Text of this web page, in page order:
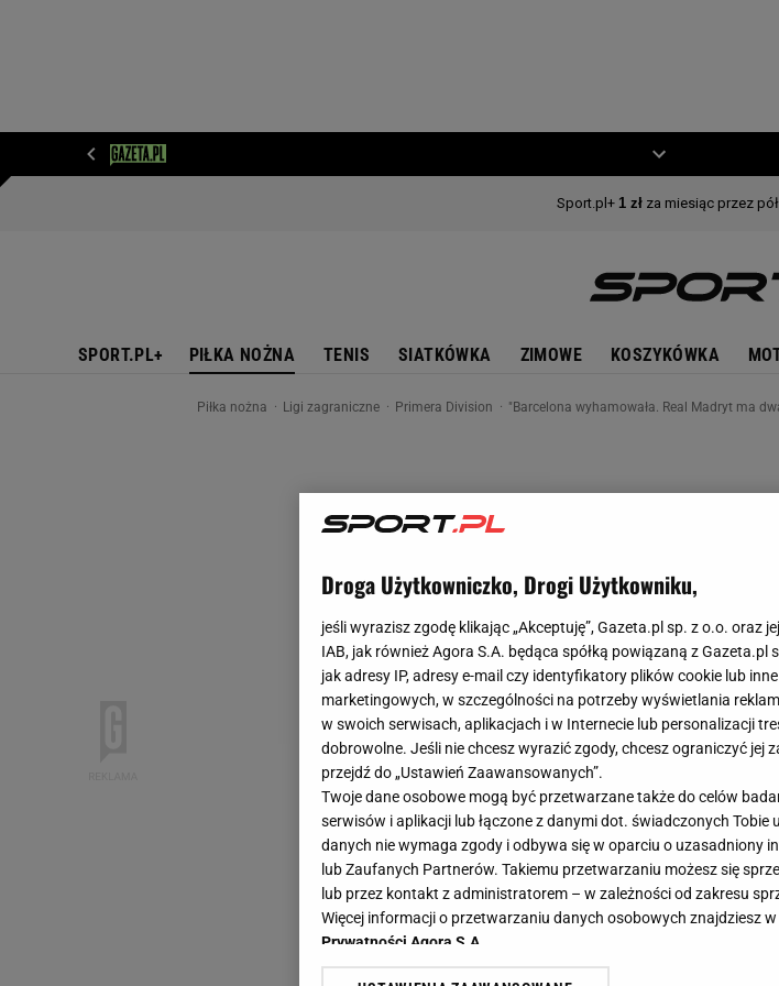
SPORT.PL+ PIŁKA NOŻNA TENIS SIATKÓWKA ZIMOWE KOSZYKÓWKA
Piłka nożna Ligi zagraniczne Primera Division "Barcelona wyhamowała. Real Madryt ma
Droga Użytkowniczko, Drogi Użytkowniku,
jeśli wyrazisz zgodę klikając „Akceptuję”, Gazeta.pl sp. z o.o. oraz
IAB, jak również Agora S.A. będąca spółką powiązaną z
jak adresy IP, adresy e-mail czy identyfikatory plików cookie lub
marketingowych, w szczególności na potrzeby wyświetlania
w swoich serwisach, aplikacjach i w Internecie lub personalizacji
dobrowolne. Jeśli nie chcesz wyrazić zgody, chcesz ograniczyć jej
przejdź do „Ustawień Zaawansowanych”.
Twoje dane osobowe mogą być przetwarzane także do celów
serwisów i aplikacji lub łączone z danymi dot. świadczonych
danych nie wymaga zgody i odbywa się w oparciu o uzasadniony
lub Zaufanych Partnerów. Takiemu przetwarzaniu możesz się
lub przez kontakt z administratorem – w zależności od zakresu
Więcej informacji o przetwarzaniu danych osobowych znajdziesz
Prywatności Agora S.A.